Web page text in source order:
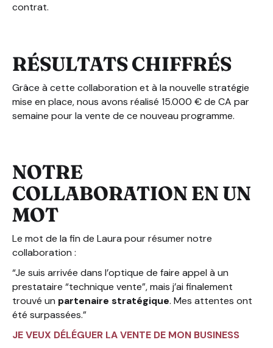
contrat.
RÉSULTATS CHIFFRÉS
Grâce à cette collaboration et à la nouvelle stratégie
mise en place, nous avons réalisé 15.000 € de CA par
semaine pour la vente de ce nouveau programme.
NOTRE
COLLABORATION EN UN
MOT
Le mot de la fin de Laura pour résumer notre
collaboration :
“Je suis arrivée dans l’optique de faire appel à un
prestataire “technique vente”, mais j’ai finalement
trouvé un partenaire stratégique. Mes attentes ont
été surpassées.”
JE VEUX DÉLÉGUER LA VENTE DE MON BUSINESS